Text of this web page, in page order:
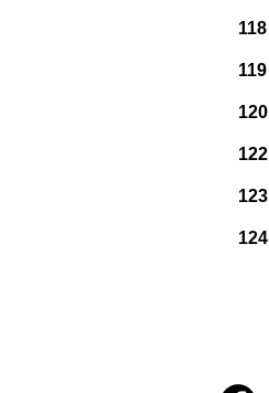
118
119
120
122
123
124